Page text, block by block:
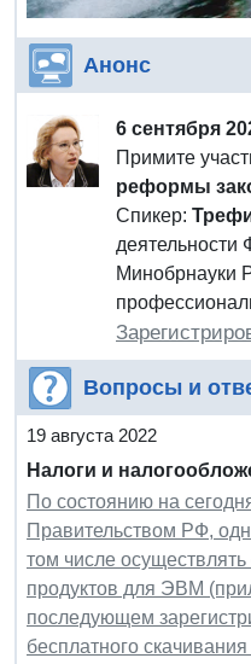
Анонс
6 сентября
Примите
реформы
Спикер:
деятельности
Минобрнауки
Вопросы и
19 августа 2022
Налоги и
По состоянию на
Правительством РФ,
том числе
продуктов для ЭВМ
последующем
бесплатного